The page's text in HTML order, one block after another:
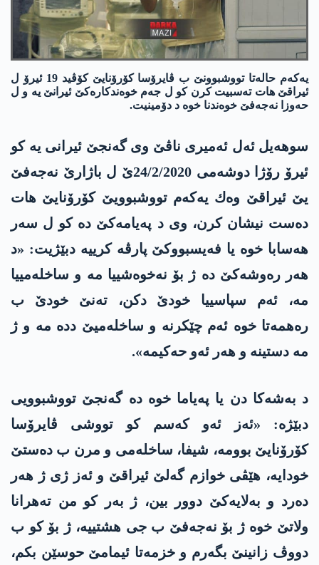
یه‌كه‌م حاله‌تا تووشبوونێ ب ڤایرۆسا كۆرۆنایێ كۆڤید 19 ئیرۆ ل
ئیراقێ هات ته‌سبیت كرن كو ل جه‌م خوه‌ندكاره‌كێ ئیرانێ یه‌ و ل
حه‌وزا نه‌جه‌فێ خوه‌ندنا خوه‌ د دۆمینیت.
سوهه‌یل ئه‌ل ئه‌میری ناڤێ وی گه‌نجێ ئیرانی یه‌ كو
ئیرۆ رۆژا دوشه‌می 24/2/2020ێ ل باژارێ نه‌جه‌فێ
یێ ئیراقێ وه‌ك یه‌كه‌م تووشبوویێ كۆرۆنایێ هات
ده‌ست نیشان كرن، وی د په‌یامه‌كێ ده‌ كو ل سه‌ر
هه‌سابا خوه‌ یا فه‌یسبووكێ پارڤه‌ كرییه‌ دبێژیت: «د
هه‌ر ره‌وشه‌كێ ده‌ ژ بۆ نه‌خوه‌شییا مه و ساخله‌مییا
مه‌، ئه‌م سپاسییا خودێ دكن، ته‌نێ خودێ ب
ره‌همه‌تا خوه‌ ئه‌م چێكرنه‌ و ساخله‌میێ دده‌ مه‌ و ژ
مه‌ دستینه‌ و هه‌ر ئه‌و حه‌كیمه‌».
د به‌شه‌كا دن یا په‌یاما خوه‌ ده‌ گه‌نجێ تووشبوویی
دبێژه‌: «ئه‌ز ئه‌و كه‌سم كو تووشی ڤایرۆسا
كۆرۆنایێ بوومه، شیفا، ساخله‌می و مرن ب ده‌ستێ
خودایه‌، هێڤی خوازم گه‌لێ ئیراقێ و ئه‌ز ژی ژ هه‌ر
ده‌رد و به‌لایه‌كێ دوور بین، ژ به‌ر كو من ته‌هرانا
ولاتێ خوه‌ ژ بۆ نه‌جه‌فێ ب جی هشتییه‌، ژ بۆ كو ب
دووڤ زانینێ بگه‌رم و خزمه‌تا ئیمامێ حوسێن بكم،